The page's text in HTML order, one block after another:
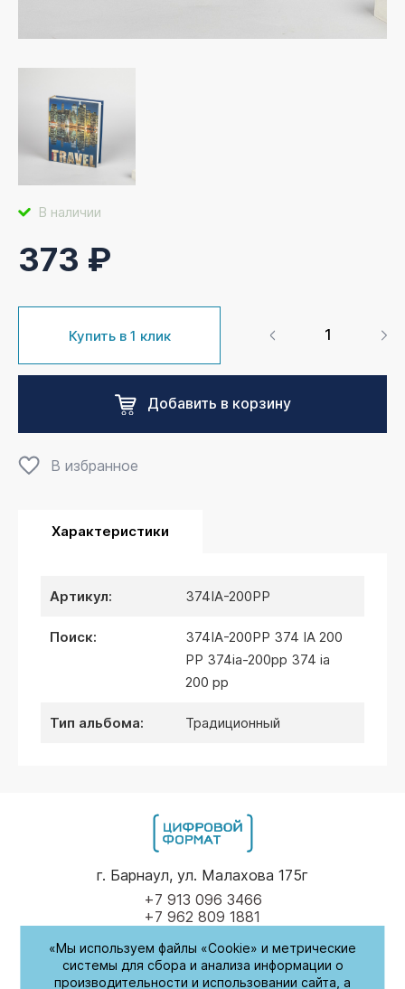
В наличии
373 ₽
Купить в 1 клик
Добавить в корзину
В избранное
Характеристики
артикул: 374IA-200PP
поиск:
374IA-200PP 374 IA 200
PP 374ia-200pp 374 ia
200 pp
тип альбома: Традиционный
+7 913 096 3466
+7 962 809 1881
г. Барнаул, ул. Малахова 175г
Пн-Пт 9.00 - 17.00
«Мы используем файлы «Cookie» и метрические
системы для сбора и анализа информации о
производительности и использовании сайта, а